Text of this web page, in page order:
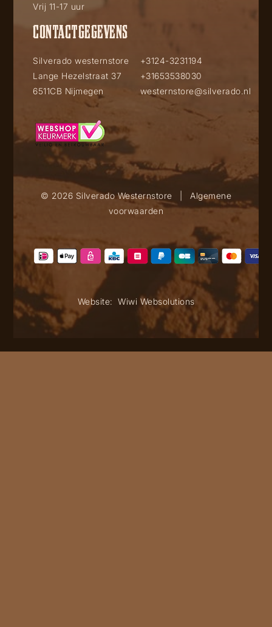
Vrij 11-17 uur
CONTACTGEGEVENS
Silverado westernstore
Lange Hezelstraat 37
6511CB Nijmegen
+3124-3231194
+31653538030
westernstore@silverado.nl
© 2026 Silverado Westernstore
Algemene
voorwaarden
Website: Wiwi Websolutions